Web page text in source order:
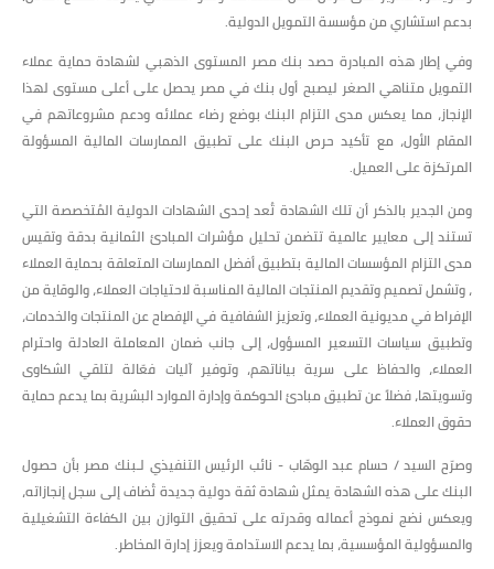
بدعم استشاري من مؤسسة التمويل الدولية.
وفي إطار هذه المبادرة حصد بنك مصر المستوى الذهبي لشهادة حماية عملاء
التمويل متناهي الصغر ليصبح أول بنك في مصر يحصل على أعلى مستوى لهذا
الإنجاز، مما يعكس مدى التزام البنك بوضع رضاء عملائه ودعم مشروعاتهم في
المقام الأول، مع تأكيد حرص البنك على تطبيق الممارسات المالية المسؤولة
المرتكزة على العميل.
ومن الجدير بالذكر أن تلك الشهادة تُعد إحدى الشهادات الدولية المُتخصصة التي
تستند إلى معايير عالمية تتضمن تحليل مؤشرات المبادئ الثمانية بدقة وتقيس
مدى التزام المؤسسات المالية بتطبيق أفضل الممارسات المتعلقة بحماية العملاء
، وتشمل تصميم وتقديم المنتجات المالية المناسبة لاحتياجات العملاء، والوقاية من
الإفراط في مديونية العملاء، وتعزيز الشفافية في الإفصاح عن المنتجات والخدمات،
وتطبيق سياسات التسعير المسؤول، إلى جانب ضمان المعاملة العادلة واحترام
العملاء، والحفاظ على سرية بياناتهم، وتوفير آليات فعّالة لتلقي الشكاوى
وتسويتها، فضلاً عن تطبيق مبادئ الحوكمة وإدارة الموارد البشرية بما يدعم حماية
حقوق العملاء.
وصرّح السيد / حسام عبد الوهّاب - نائب الرئيس التنفيذي لـبنك مصر بأن حصول
البنك على هذه الشهادة يمثل شهادة ثقة دولية جديدة تُضاف إلى سجل إنجازاته،
ويعكس نضج نموذج أعماله وقدرته على تحقيق التوازن بين الكفاءة التشغيلية
والمسؤولية المؤسسية، بما يدعم الاستدامة ويعزز إدارة المخاطر.